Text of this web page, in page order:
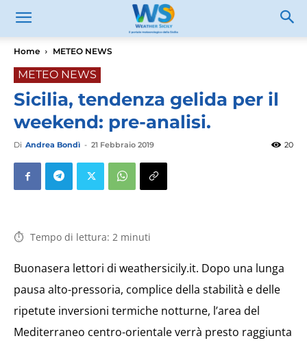
Home METEO NEWS
METEO NEWS
Sicilia, tendenza gelida per il
weekend: pre-analisi.
Di Andrea Bondì - 21 Febbraio 2019 20
Tempo di lettura: 2 minuti
Buonasera lettori di weathersicily.it. Dopo una lunga
pausa alto-pressoria, complice della stabilità e delle
ripetute inversioni termiche notturne, l’area del
Mediterraneo centro-orientale verrà presto raggiunta